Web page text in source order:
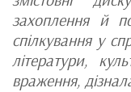
захоплення й
спілкування у
літератури,
враження,